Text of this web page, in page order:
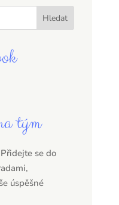
tým
se do
úspěšné